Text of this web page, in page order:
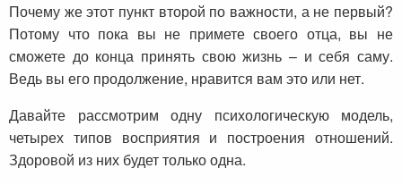
Почему же этот пункт второй по важности, а не первый?
Потому что пока вы не примете своего отца, вы не
сможете до конца принять свою жизнь – и себя саму.
Ведь вы его продолжение, нравится вам это или нет.
Давайте рассмотрим одну психологическую модель,
четырех типов восприятия и построения отношений.
Здоровой из них будет только одна.